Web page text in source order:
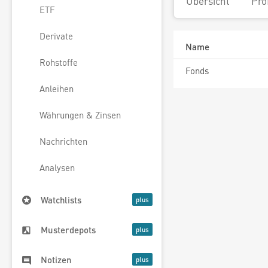
ETF
Derivate
Rohstoffe
Anleihen
Währungen & Zinsen
Nachrichten
Analysen
Watchlists
Musterdepots
Notizen
Name
Fonds